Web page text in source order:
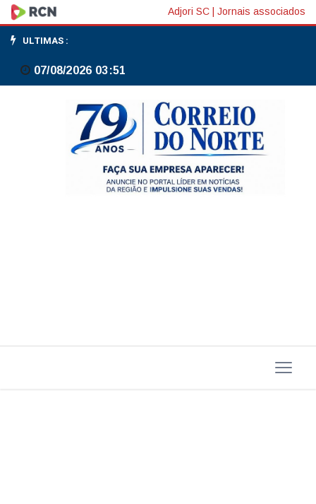
Relator
da
PEC
deputados
com
Adjori SC Jornais associados
ULTIMAS :
07/08/2026 03:51